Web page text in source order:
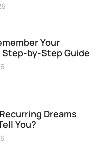
Your
Step-by-Step Guide
Dreams
You?